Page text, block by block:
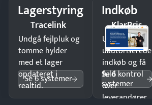
Lagerstyring
Tracelink
Undgå fejlpluk og
tomme hylder
med et lager
opdateret i
realtid.
Se 6 systemer
Indkøb
KlarPris
Undgå
uautoriserede
indkøb og få
fuld kontrol
over
leverandører
Se 6
systemer